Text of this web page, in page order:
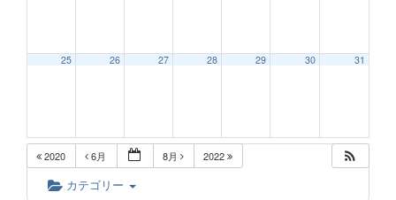
25 26 27 28 29 30 31
2020 6月 8月 2022
カテゴリー
6:00 AM